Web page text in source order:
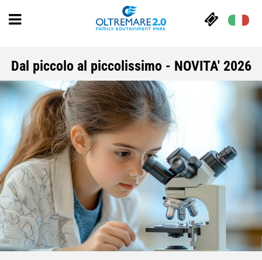
Dal piccolo al piccolissimo - NOVITA' 2026